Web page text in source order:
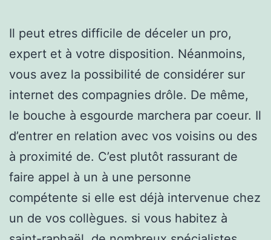
Il peut etres difficile de déceler un pro,
expert et à votre disposition. Néanmoins,
vous avez la possibilité de considérer sur
internet des compagnies drôle. De même,
le bouche à esgourde marchera par coeur. Il
d’entrer en relation avec vos voisins ou des
à proximité de. C’est plutôt rassurant de
faire appel à un à une personne
compétente si elle est déjà intervenue chez
un de vos collègues. si vous habitez à